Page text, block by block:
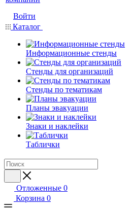
Войти
Каталог
Информационные стенды
Стенды для организаций
Стенды по тематикам
Планы эвакуации
Знаки и наклейки
Таблички
Отложенные 0
Корзина 0